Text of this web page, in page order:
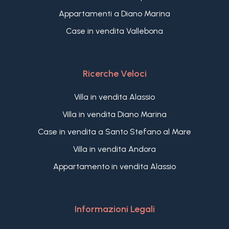
contesto storico di grande fascino, pensato per
e vista mare a Bordighera, all'interno di un
abitative, vicino alle spiagge, al centro cittadino e a
Appartamenti a Diano Marina
Case in vendita Vallebona
Ricerche Veloci
Villa in vendita Alassio
Villa in vendita Diano Marina
Case in vendita a Santo Stefano al Mare
Villa in vendita Andora
Appartamento in vendita Alassio
Informazioni Legali